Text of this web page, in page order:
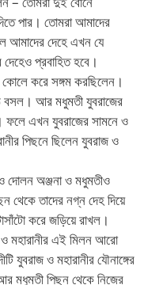
পার। তোমরা আমাদের
আমাদের দেহে এখন যে
প্রবাহিত হবে।
কোলে করে সঙ্গম করছিলেন।
বসল। আর মধুমতী যুবরাজের
ফলে এখন যুবরাজের সামনে ও
পিছনে ছিলেন যুবরাজ ও
দোলন অঞ্জনা ও মধুমতীও
থেকে তাদের নগ্ন দেহ দিয়ে
করে জড়িয়ে রাখল।
মহারানীর এই মিলন আরো
যুবরাজ ও মহারানীর যৌনাঙ্গের
মধুমতী পিছন থেকে নিজের